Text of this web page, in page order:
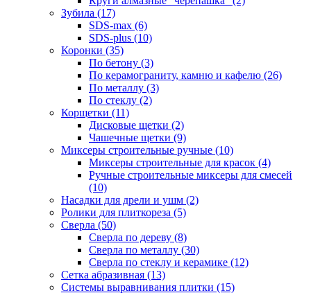
Зубила (17)
SDS-max (6)
SDS-plus (10)
Коронки (35)
По бетону (3)
По керамограниту, камню и кафелю (26)
По металлу (3)
По стеклу (2)
Корщетки (11)
Дисковые щетки (2)
Чашечные щетки (9)
Миксеры строительные ручные (10)
Миксеры строительные для красок (4)
Ручные строительные миксеры для смесей
(10)
Насадки для дрели и ушм (2)
Ролики для плиткореза (5)
Сверла (50)
Сверла по дереву (8)
Сверла по металлу (30)
Сверла по стеклу и керамике (12)
Сетка абразивная (13)
Системы выравнивания плитки (15)